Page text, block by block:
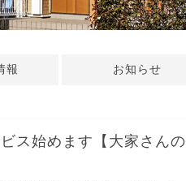
報 お知らせ
ス始めます【大家さんの